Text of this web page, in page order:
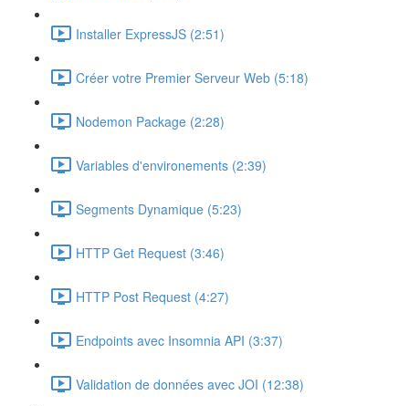
Installer ExpressJS (2:51)
Créer votre Premier Serveur Web (5:18)
Nodemon Package (2:28)
Variables d'environements (2:39)
Segments Dynamique (5:23)
HTTP Get Request (3:46)
HTTP Post Request (4:27)
Endpoints avec Insomnia API (3:37)
Validation de données avec JOI (12:38)